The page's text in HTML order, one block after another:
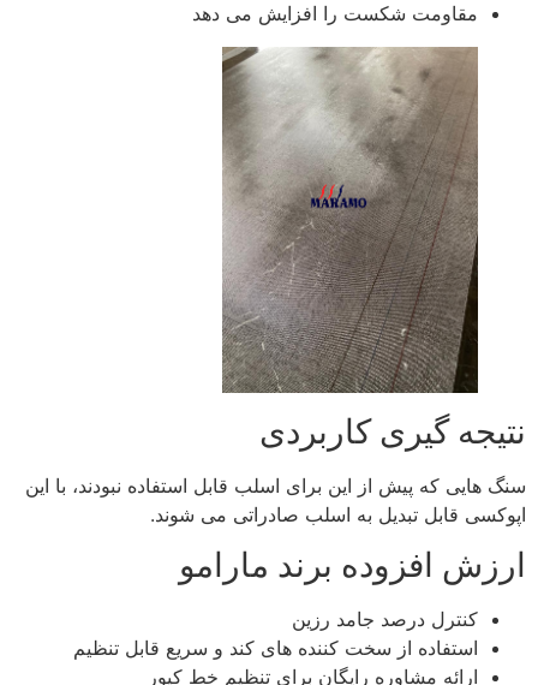
مقاومت شکست را افزایش می‌ دهد
نتیجه‌ گیری کاربردی
سنگ‌ هایی که پیش از این برای اسلب قابل استفاده نبودند، با این
اپوکسی قابل تبدیل به اسلب صادراتی می‌ شوند.
ارزش افزوده برند مارامو
کنترل درصد جامد رزین
استفاده از سخت‌ کننده‌ های کند و سریع قابل تنظیم
ارائه مشاوره رایگان برای تنظیم خط کیور